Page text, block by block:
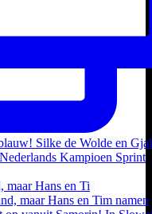
maar Hans en Ti